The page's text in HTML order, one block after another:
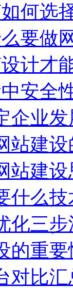
何选
要做
计才
安全
企业
站建
站建设
什么技
化三步
的重要
对比汇